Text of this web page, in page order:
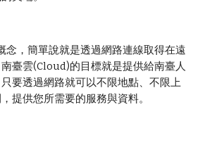
念，簡單說就是透過網路連線取得在遠
臺雲(Cloud)的目標就是提供給南臺人
要透過網路就可以不限地點、不限上
提供您所需要的服務與資料。